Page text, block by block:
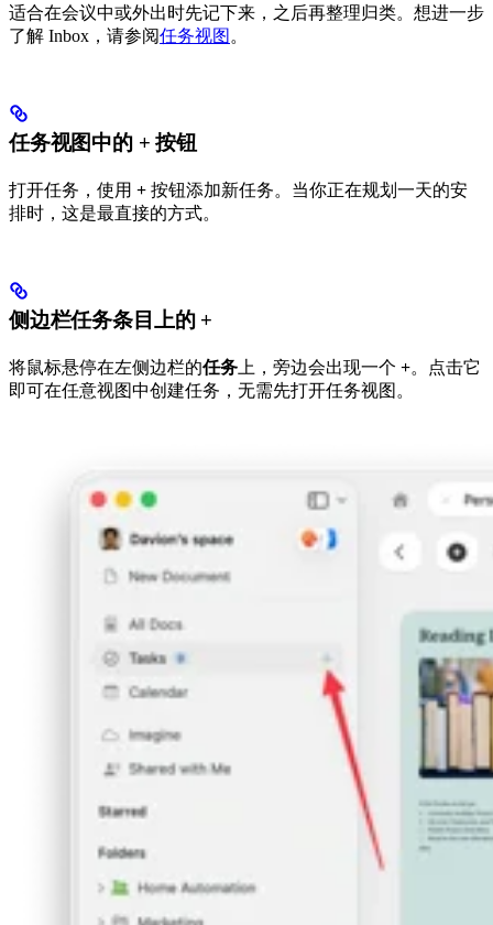
适合在会议中或外出时先记下来，之后再整理归类。想进一步
了解 Inbox，请参阅任务视图 。
任务视图中的 + 按钮
打开任务，使用 + 按钮添加新任务。当你正在规划一天的安
排时，这是最直接的方式。
侧边栏任务条目上的 +
将鼠标悬停在左侧边栏的任务 上，旁边会出现一个 +。点击它
即可在任意视图中创建任务，无需先打开任务视图。